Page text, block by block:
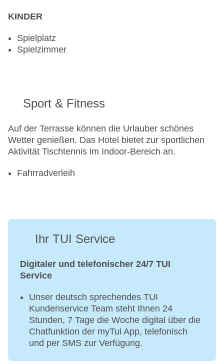
KINDER
Spielplatz
Spielzimmer
Sport & Fitness
Auf der Terrasse können die Urlauber schönes
Wetter genießen. Das Hotel bietet zur sportlichen
Aktivität Tischtennis im Indoor-Bereich an.
Fahrradverleih
Ihr TUI Service
Digitaler und telefonischer 24/7 TUI
Service
Unser deutsch sprechendes TUI
Kundenservice Team steht Ihnen 24
Stunden, 7 Tage die Woche digital über die
Chatfunktion der myTui App, telefonisch
und per SMS zur Verfügung.